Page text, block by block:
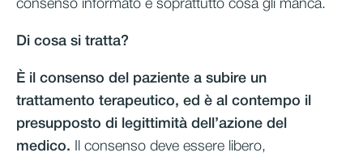
consenso informato e soprattutto cosa gli manca.
Di cosa si tratta?
È il consenso del paziente a subire un
trattamento terapeutico, ed è al contempo il
presupposto di legittimità dell’azione del
medico. Il consenso deve essere libero,